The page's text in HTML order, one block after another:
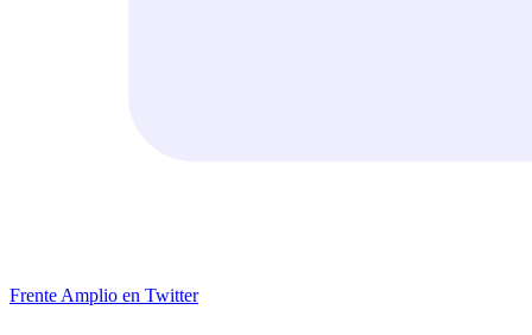
Frente Amplio en Twitter